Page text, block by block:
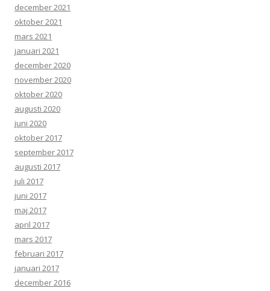
december 2021
oktober 2021
mars 2021
januari 2021
december 2020
november 2020
oktober 2020
augusti 2020
juni 2020
oktober 2017
september 2017
augusti 2017
juli 2017
juni 2017
maj 2017
april 2017
mars 2017
februari 2017
januari 2017
december 2016